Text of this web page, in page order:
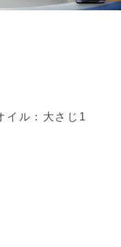
イル：大さじ1